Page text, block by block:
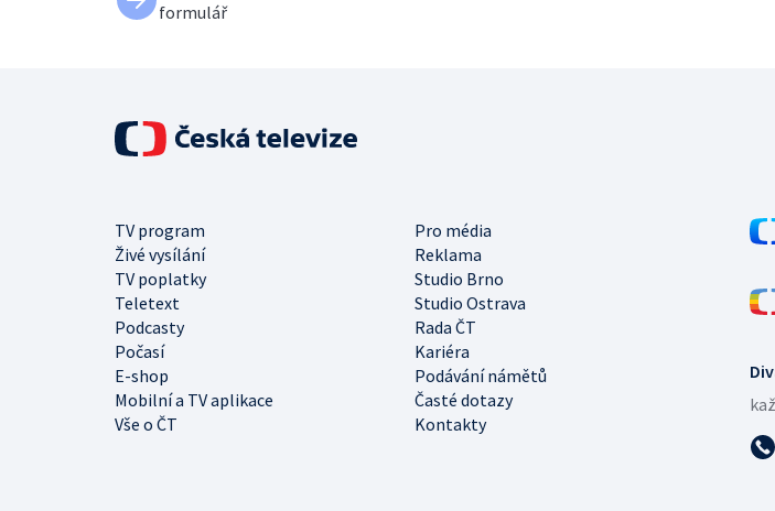
formulář
TV program
Pro média
Živé vysílání
Reklama
TV poplatky
Studio Brno
Teletext
Studio Ostrava
Podcasty
Rada ČT
Počasí
Kariéra
E-shop
Podávání námětů
Mobilní a TV aplikace
Časté dotazy
Vše o ČT
Kontakty